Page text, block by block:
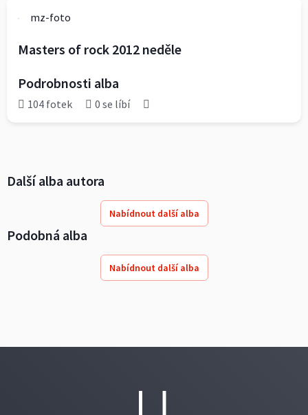
mz-foto
Masters of rock 2012 neděle
Podrobnosti alba
104 fotek 0 se líbí
Další alba autora
Nabídnout další alba
Podobná alba
Nabídnout další alba